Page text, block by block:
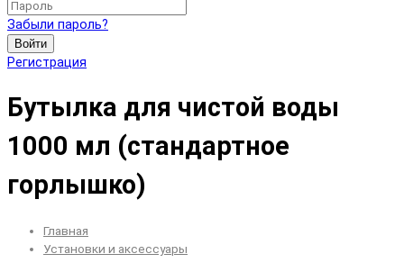
Забыли пароль?
Войти
Регистрация
Бутылка для чистой воды
1000 мл (стандартное
горлышко)
Главная
Установки и аксессуары